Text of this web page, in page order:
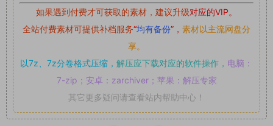
如果遇到付费才可获取的素材，建议升级对应的VIP。
全站付费素材可提供补档服务“均有备份”， 素材以主流网盘分
享。
以7z、7z分卷格式压缩， 解压应下载对应的软件操作， 电脑：
7-zip；安卓：zarchiver；苹果：解压专家
其它更多疑问请查看站内帮助中心！